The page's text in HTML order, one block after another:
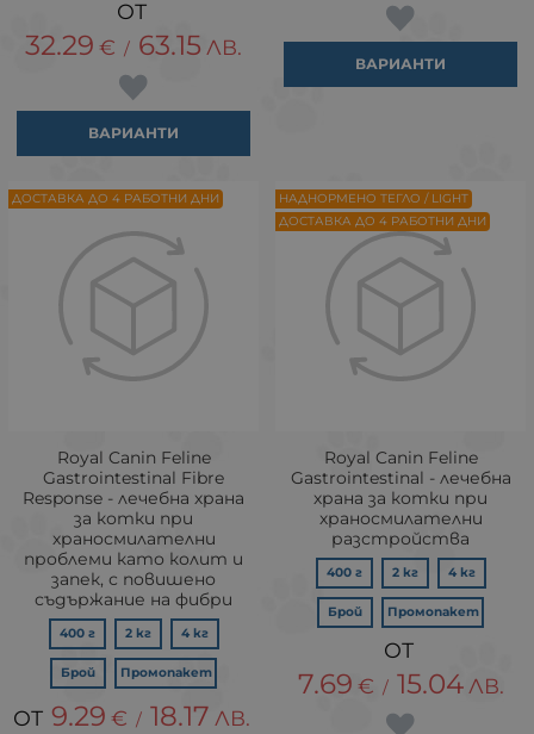
32.29 € / 63.15 ЛВ.
ВАРИАНТИ
ВАРИАНТИ
Royal Canin Feline
Gastrointestinal Fibre
Response - лечебна храна
за котки при
храносмилателни
проблеми като колит и
запек, с повишено
съдържание на фибри
400 г 2 кг 4 кг
Брой Промопакет
9.29 € / 18.17 ЛВ.
ДОСТАВКА ДО 4 РАБОТНИ ДНИ
Royal Canin Feline
Gastrointestinal - лечебна
храна за котки при
храносмилателни
разстройства
400 г 2 кг 4 кг
Брой Промопакет
7.69 € / 15.04 ЛВ.
НАДНОРМЕНО ТЕГЛО / LIGHT
ДОСТАВКА ДО 4 РАБОТНИ ДНИ